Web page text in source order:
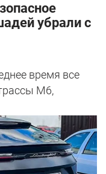
убрали с
время все
М6,